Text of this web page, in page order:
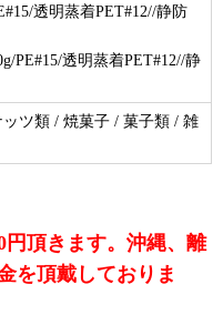
透明蒸着PET#12//静防
PE#15/透明蒸着PET#12//静
ツ類 / 焼菓子 / 菓子類 / 雑
頂きます。沖縄、離
を頂戴しておりま